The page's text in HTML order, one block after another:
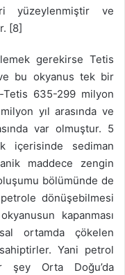
yüzeylenmiştir ve
[8]
gerekirse Tetis
bu okyanus tek bir
Tetis 635-299 milyon
yıl arasında ve
var olmuştur. 5
içerisinde sediman
maddece zengin
bölümünde de
dönüşebilmesi
kapanması
ortamda çökelen
Yani petrol
şey Orta Doğu’da